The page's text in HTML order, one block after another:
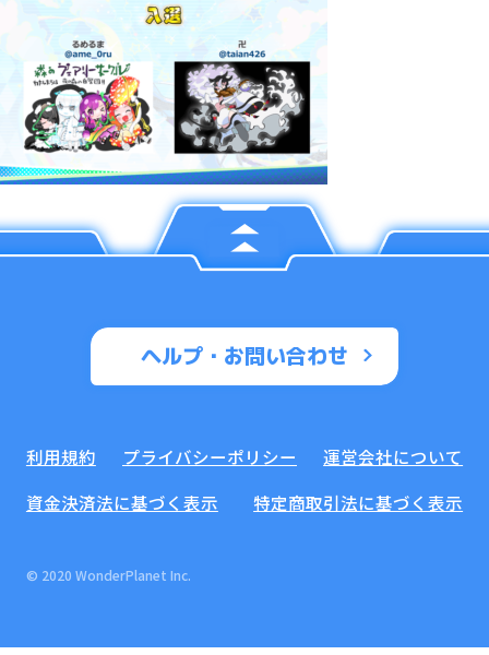
ヘルプ・お問い合わせ
利用規約 プライバシーポリシー
運営会社について
資金決済法に基づく表示
特定商取引法に基づく表示
© 2020 WonderPlanet Inc.